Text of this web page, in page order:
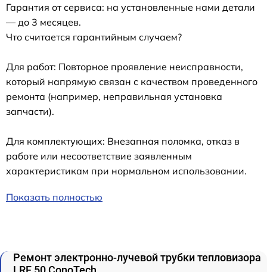
Гарантия от сервиса: на установленные нами детали
— до 3 месяцев.
Что считается гарантийным случаем?
Для работ: Повторное проявление неисправности,
который напрямую связан с качеством проведенного
ремонта (например, неправильная установка
запчасти).
Для комплектующих: Внезапная поломка, отказ в
работе или несоответствие заявленным
характеристикам при нормальном использовании.
Показать полностью
Ремонт электронно-лучевой трубки тепловизора